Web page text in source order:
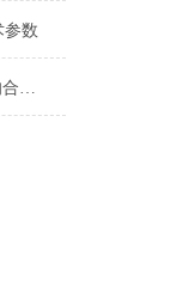
参数
康登电气分享电缆绝缘电阻的合格范围及测试电压